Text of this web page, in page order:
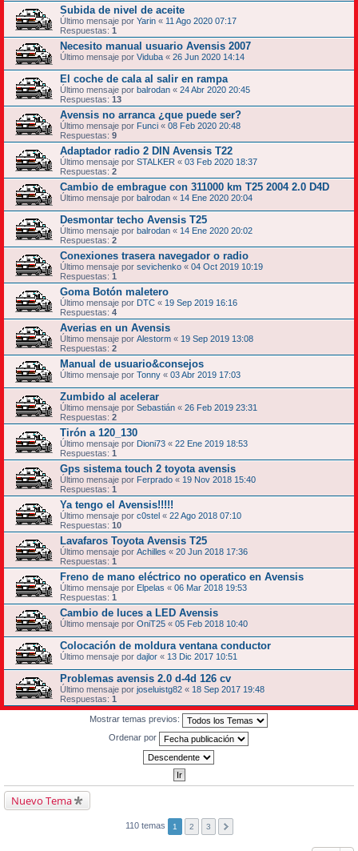
Subida de nivel de aceite
Último mensaje por Yarin « 11 Ago 2020 07:17
Respuestas: 1
Necesito manual usuario Avensis 2007
Último mensaje por Viduba « 26 Jun 2020 14:14
El coche de cala al salir en rampa
Último mensaje por balrodan « 24 Abr 2020 20:45
Respuestas: 13
Avensis no arranca ¿que puede ser?
Último mensaje por Funci « 08 Feb 2020 20:48
Respuestas: 9
Adaptador radio 2 DIN Avensis T22
Último mensaje por STALKER « 03 Feb 2020 18:37
Respuestas: 2
Cambio de embrague con 311000 km T25 2004 2.0 D4D
Último mensaje por balrodan « 14 Ene 2020 20:04
Desmontar techo Avensis T25
Último mensaje por balrodan « 14 Ene 2020 20:02
Respuestas: 2
Conexiones trasera navegador o radio
Último mensaje por sevichenko « 04 Oct 2019 10:19
Respuestas: 1
Goma Botón maletero
Último mensaje por DTC « 19 Sep 2019 16:16
Respuestas: 4
Averias en un Avensis
Último mensaje por Alestorm « 19 Sep 2019 13:08
Respuestas: 2
Manual de usuario&consejos
Último mensaje por Tonny « 03 Abr 2019 17:03
Zumbido al acelerar
Último mensaje por Sebastián « 26 Feb 2019 23:31
Respuestas: 2
Tirón a 120_130
Último mensaje por Dioni73 « 22 Ene 2019 18:53
Respuestas: 1
Gps sistema touch 2 toyota avensis
Último mensaje por Ferprado « 19 Nov 2018 15:40
Respuestas: 1
Ya tengo el Avensis!!!!!
Último mensaje por c0stel « 22 Ago 2018 07:10
Respuestas: 10
Lavafaros Toyota Avensis T25
Último mensaje por Achilles « 20 Jun 2018 17:36
Respuestas: 1
Freno de mano eléctrico no operatico en Avensis
Último mensaje por Elpelas « 06 Mar 2018 19:53
Respuestas: 1
Cambio de luces a LED Avensis
Último mensaje por OniT25 « 05 Feb 2018 10:40
Colocación de moldura ventana conductor
Último mensaje por dajlor « 13 Dic 2017 10:51
Problemas avensis 2.0 d-4d 126 cv
Último mensaje por joseluistg82 « 18 Sep 2017 19:48
Respuestas: 1
Mostrar temas previos:
Ordenar por
Nuevo Tema
110 temas 1 2 3